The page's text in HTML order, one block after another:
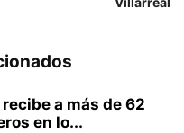
a más de 62
en lo...